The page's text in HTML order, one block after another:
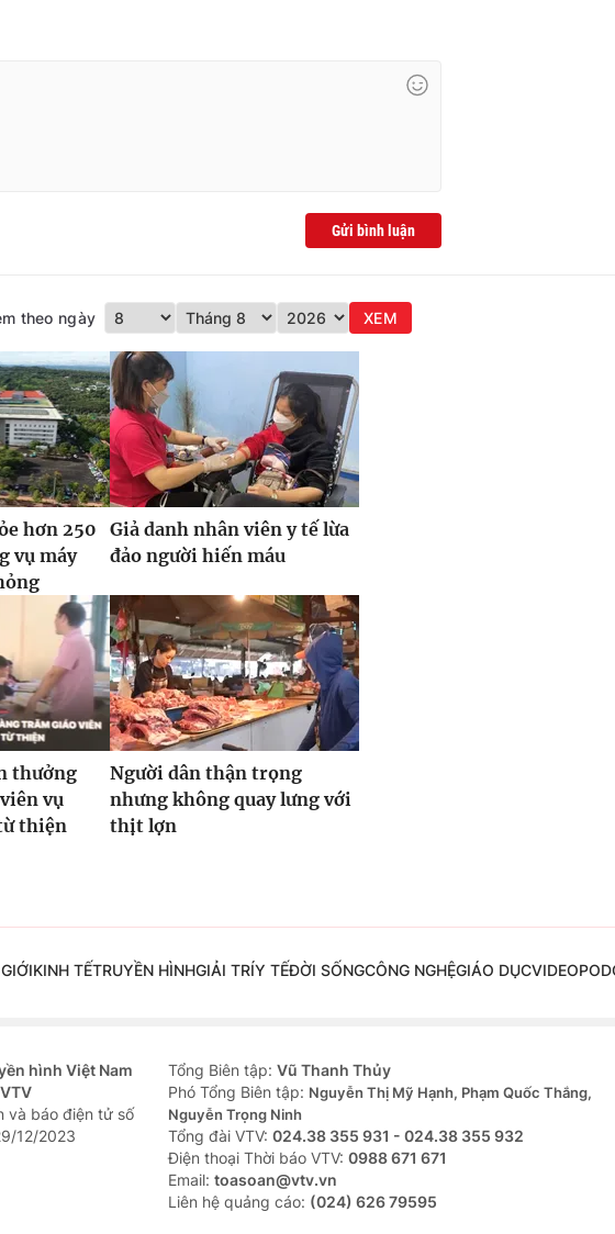
Gửi bình luận
theo ngày XEM
hơn 250
vụ máy
Giả danh nhân viên y tế lừa
đảo người hiến máu
thưởng
vụ
thiện
Người dân thận trọng
nhưng không quay lưng với
thịt lợn
KINH TẾTRUYỀN HÌNHGIẢI TRÍY TẾĐỜI SỐNGCÔNG NGHỆGIÁO DỤCVIDEO
hình Việt Nam
và báo điện tử số
12/2023
Tổng Biên tập: Vũ Thanh Thủy
Phó Tổng Biên tập: Nguyễn Thị Mỹ Hạnh, Phạm Quốc Thắng,
Nguyễn Trọng Ninh
Tổng đài VTV: 024.38 355 931 - 024.38 355 932
Ðiện thoại Thời báo VTV: 0988 671 671
Email: toasoan@vtv.vn
Liên hệ quảng cáo: (024) 626 79595